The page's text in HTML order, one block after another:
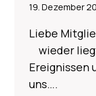
19. Dezember
Liebe
wieder
Ereignissen
uns….